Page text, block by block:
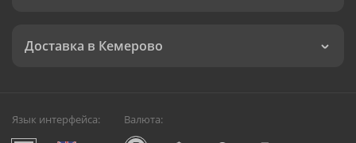
Доставка в Кемерово
Язык интерфейса: Валюта: